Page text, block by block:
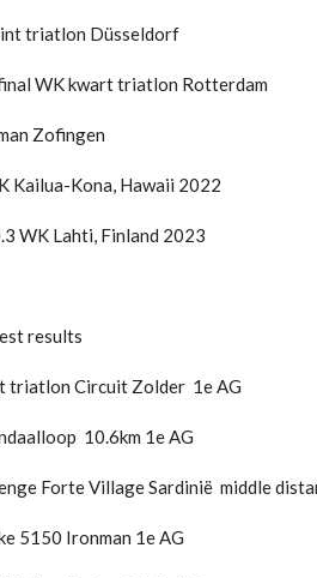
triatlon Düsseldorf
WK kwart triatlon Rotterdam
Zofingen
Kailua-Kona, Hawaii 2022
WK Lahti, Finland 2023
results
triatlon Circuit Zolder 1e AG
10.6km 1e AG
Forte Village Sardinië middle
5150 Ironman 1e AG